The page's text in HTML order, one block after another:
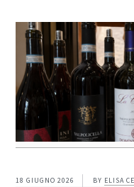
18 GIUGNO 2026 BY ELISA